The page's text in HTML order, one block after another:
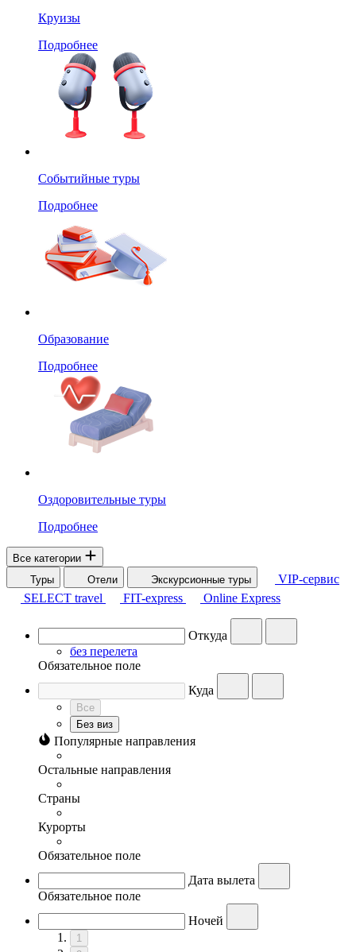
Круизы
Подробнее
Событийные туры
Подробнее
Образование
Подробнее
Оздоровительные туры
Подробнее
Все категории
Туры
Отели Экскурсионные туры
VIP-сервис
SELECT travel
FIT-express Online Express
Откуда
без перелета
Обязательное поле
Куда
Все
Без виз
Популярные направления
Остальные направления
Страны
Курорты
Обязательное поле
Дата вылета
Обязательное поле
Ночей
1